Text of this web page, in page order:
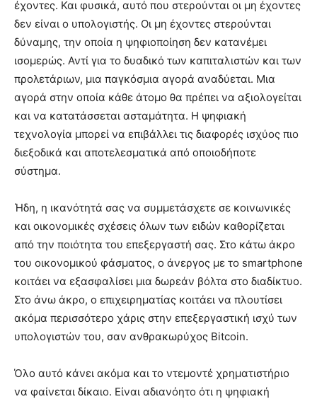
έχοντες. Και φυσικά, αυτό που στερούνται οι μη έχοντες
δεν είναι ο υπολογιστής. Οι μη έχοντες στερούνται
δύναμης, την οποία η ψηφιοποίηση δεν κατανέμει
ισομερώς. Αντί για το δυαδικό των καπιταλιστών και των
προλετάριων, μια παγκόσμια αγορά αναδύεται. Μια
αγορά στην οποία κάθε άτομο θα πρέπει να αξιολογείται
και να κατατάσσεται ασταμάτητα. Η ψηφιακή
τεχνολογία μπορεί να επιβάλλει τις διαφορές ισχύος πιο
διεξοδικά και αποτελεσματικά από οποιοδήποτε
σύστημα.
Ήδη, η ικανότητά σας να συμμετάσχετε σε κοινωνικές
και οικονομικές σχέσεις όλων των ειδών καθορίζεται
από την ποιότητα του επεξεργαστή σας. Στο κάτω άκρο
του οικονομικού φάσματος, ο άνεργος με το smartphone
κοιτάει να εξασφαλίσει μια δωρεάν βόλτα στο διαδίκτυο.
Στο άνω άκρο, ο επιχειρηματίας κοιτάει να πλουτίσει
ακόμα περισσότερο χάρις στην επεξεργαστική ισχύ των
υπολογιστών του, σαν ανθρακωρύχος Bitcoin.
Όλο αυτό κάνει ακόμα και το ντεμοντέ χρηματιστήριο
να φαίνεται δίκαιο. Είναι αδιανόητο ότι η ψηφιακή